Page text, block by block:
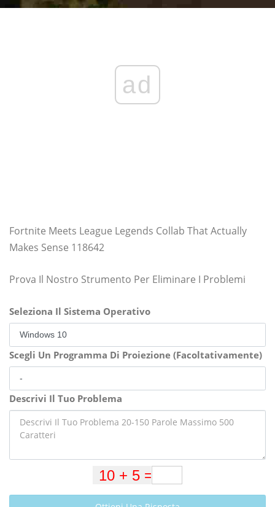
ad
Fortnite Meets League Legends Collab That Actually
Makes Sense 118642
Prova Il Nostro Strumento Per Eliminare I Problemi
Seleziona Il Sistema Operativo
Scegli Un Programma Di Proiezione (Facoltativamente)
Descrivi Il Tuo Problema